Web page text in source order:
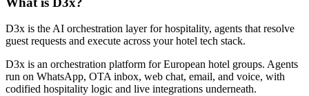
D3x is the AI orchestration layer for hospitality, agents that resolve
guest requests and execute across your hotel tech stack.
D3x is an orchestration platform for European hotel groups. Agents
run on WhatsApp, OTA inbox, web chat, email, and voice, with
codified hospitality logic and live integrations underneath.